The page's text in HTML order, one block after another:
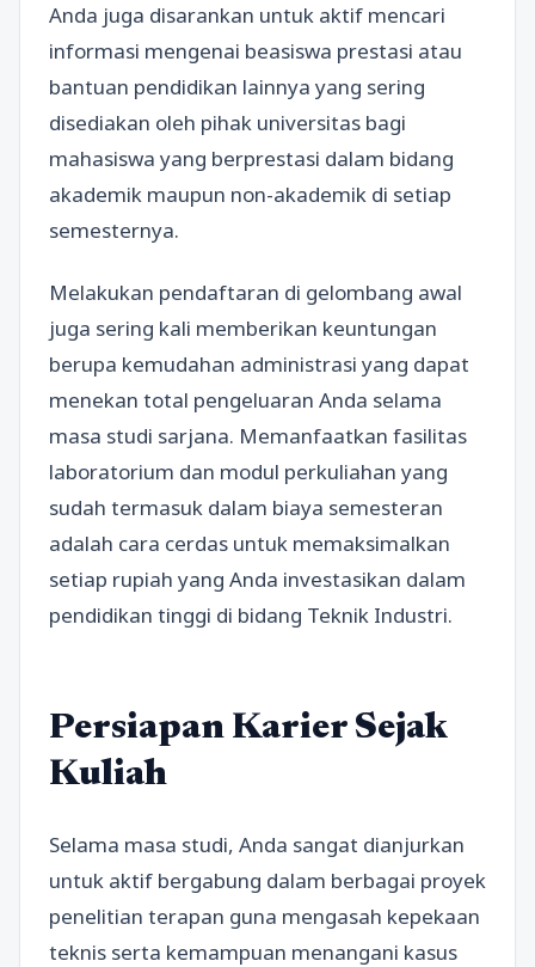
Anda juga disarankan untuk aktif mencari
informasi mengenai beasiswa prestasi atau
bantuan pendidikan lainnya yang sering
disediakan oleh pihak universitas bagi
mahasiswa yang berprestasi dalam bidang
akademik maupun non-akademik di setiap
semesternya.
Melakukan pendaftaran di gelombang awal
juga sering kali memberikan keuntungan
berupa kemudahan administrasi yang dapat
menekan total pengeluaran Anda selama
masa studi sarjana. Memanfaatkan fasilitas
laboratorium dan modul perkuliahan yang
sudah termasuk dalam biaya semesteran
adalah cara cerdas untuk memaksimalkan
setiap rupiah yang Anda investasikan dalam
pendidikan tinggi di bidang Teknik Industri.
Persiapan Karier Sejak
Kuliah
Selama masa studi, Anda sangat dianjurkan
untuk aktif bergabung dalam berbagai proyek
penelitian terapan guna mengasah kepekaan
teknis serta kemampuan menangani kasus